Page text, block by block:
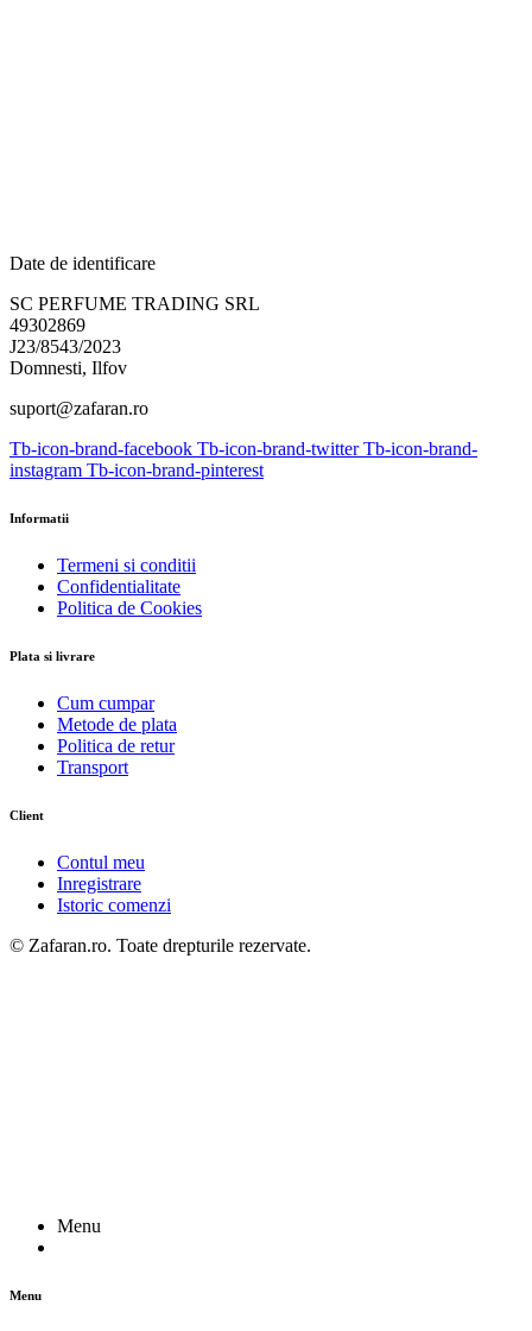
Date de identificare
SC PERFUME TRADING SRL
49302869
J23/8543/2023
Domnesti, Ilfov
suport@zafaran.ro
Tb-icon-brand-facebook Tb-icon-brand-twitter Tb-icon-brand-
instagram Tb-icon-brand-pinterest
Informatii
Termeni si conditii
Confidentialitate
Politica de Cookies
Plata si livrare
Cum cumpar
Metode de plata
Politica de retur
Transport
Client
Contul meu
Inregistrare
Istoric comenzi
© Zafaran.ro. Toate drepturile rezervate.
Menu
Menu